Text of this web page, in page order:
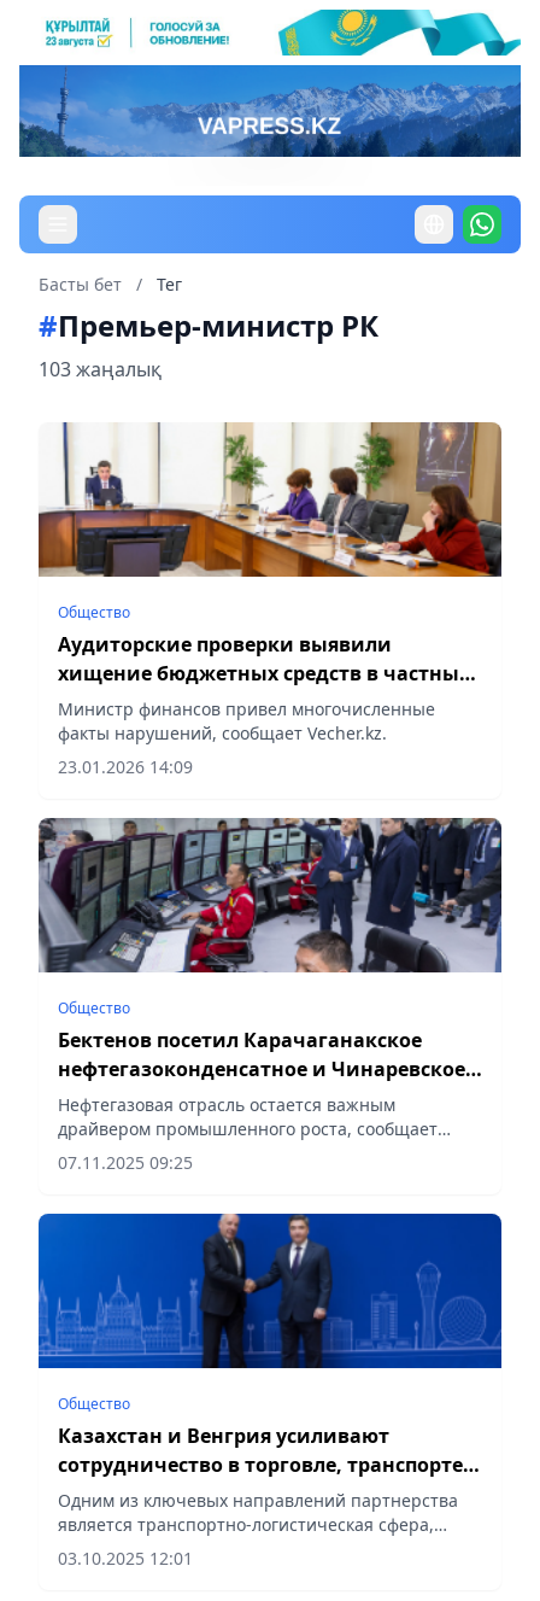
Басты бет / Тег
#Премьер-министр РК
103 жаңалық
Общество
Аудиторские проверки выявили
хищение бюджетных средств в частных
школах и нецелевое использование в
АПК
Министр финансов привел многочисленные
факты нарушений, сообщает Vecher.kz.
23.01.2026 14:09
Общество
Бектенов посетил Карачаганакское
нефтегазоконденсатное и Чинаревское
месторождения
Нефтегазовая отрасль остается важным
драйвером промышленного роста, сообщает
Vecher.kz.
07.11.2025 09:25
Общество
Казахстан и Венгрия усиливают
сотрудничество в торговле, транспорте и
цифровизации
Одним из ключевых направлений партнерства
является транспортно-логистическая сфера,
сообщает Vecher.kz.
03.10.2025 12:01